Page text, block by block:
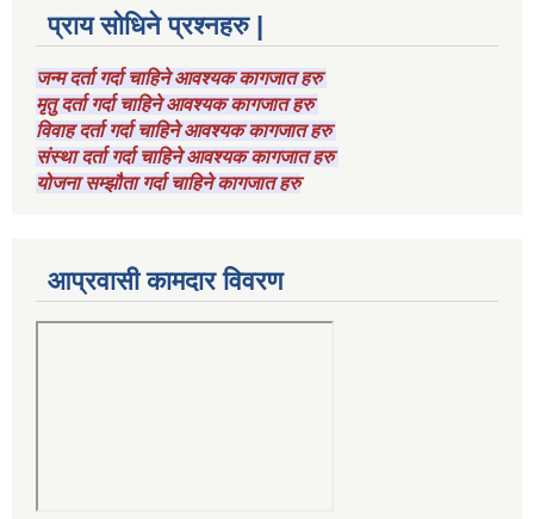
प्राय सोधिने प्रश्नहरु |
जन्म दर्ता गर्दा चाहिने आवश्यक कागजात हरु
मृतु दर्ता गर्दा चाहिने आवश्यक कागजात हरु
विवाह दर्ता गर्दा चाहिने आवश्यक कागजात हरु
संस्था दर्ता गर्दा चाहिने आवश्यक कागजात हरु
योजना सम्झौता गर्दा चाहिने कागजात हरु
आप्रवासी कामदार विवरण